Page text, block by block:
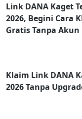
Link DANA Kaget
2026, Begini Cara
Gratis Tanpa
Klaim Link DANA
2026 Tanpa